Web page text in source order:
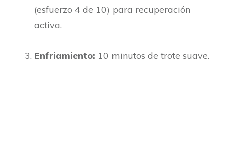
(esfuerzo 4 de 10) para recuperación
activa.
Enfriamiento: 10 minutos de trote suave.